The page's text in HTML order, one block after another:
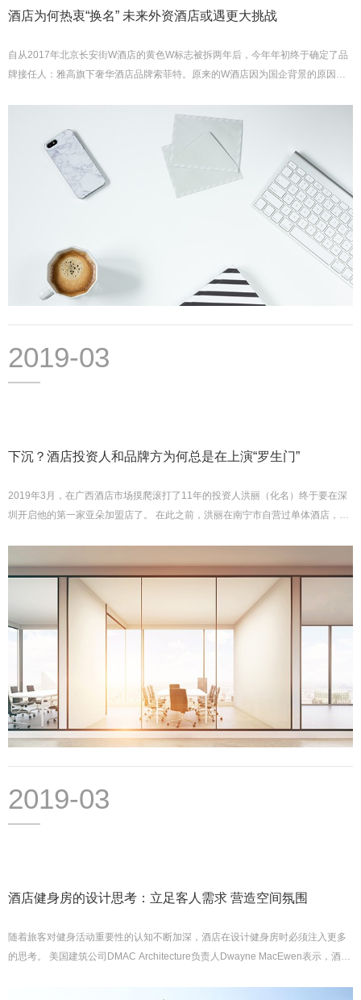
酒店为何热衷“换名” 未来外资酒店或遇更大挑战
自从2017年北京长安街W酒店的黄色W标志被拆两年后，今年年初终于确定了品
牌接任人：雅高旗下奢华酒店品牌索菲特。原来的W酒店因为国企背景的原因，
2019-03
下沉？酒店投资人和品牌方为何总是在上演“罗生门”
2019年3月，在广西酒店市场摸爬滚打了11年的投资人洪丽（化名）终于要在深
圳开启他的第一家亚朵加盟店了。 在此之前，洪丽在南宁市自营过单体酒店，也
2019-03
酒店健身房的设计思考：立足客人需求 营造空间氛围
随着旅客对健身活动重要性的认知不断加深，酒店在设计健身房时必须注入更多
的思考。 美国建筑公司DMAC Architecture负责人Dwayne MacEwen表示，酒店